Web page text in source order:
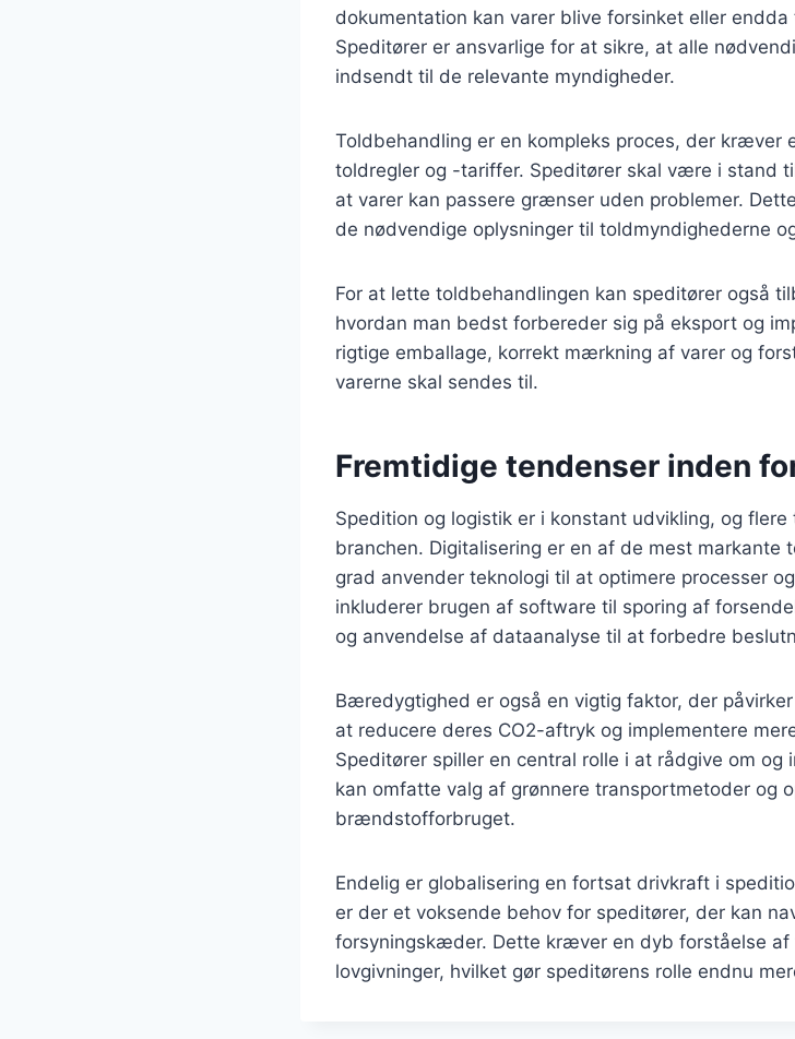
dokumentation kan varer blive forsinket eller
Speditører er ansvarlige for at sikre, at alle
indsendt til de relevante myndigheder.
Toldbehandling er en kompleks proces, der kræver
toldregler og -tariffer. Speditører skal være i stand
at varer kan passere grænser uden problemer.
de nødvendige oplysninger til toldmyndighederne
For at lette toldbehandlingen kan speditører også
hvordan man bedst forbereder sig på eksport og
rigtige emballage, korrekt mærkning af varer og
varerne skal sendes til.
Fremtidige tendenser inden
Spedition og logistik er i konstant udvikling, og
branchen. Digitalisering er en af de mest markante
grad anvender teknologi til at optimere processer
inkluderer brugen af software til sporing af
og anvendelse af dataanalyse til at forbedre
Bæredygtighed er også en vigtig faktor, der
at reducere deres CO2-aftryk og implementere
Speditører spiller en central rolle i at rådgive om og
kan omfatte valg af grønnere transportmetoder og
brændstofforbruget.
Endelig er globalisering en fortsat drivkraft i
er der et voksende behov for speditører, der kan
forsyningskæder. Dette kræver en dyb forståelse af
lovgivninger, hvilket gør speditørens rolle endnu